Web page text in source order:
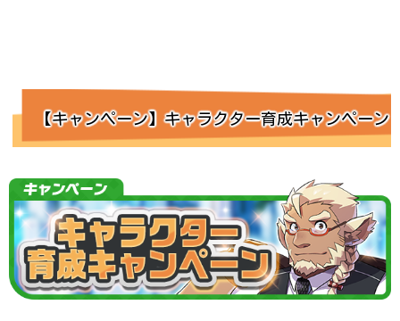
【キャンペーン】キャラクター育成キャンペーン